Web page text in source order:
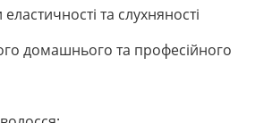
та слухняності
домашнього та професійного